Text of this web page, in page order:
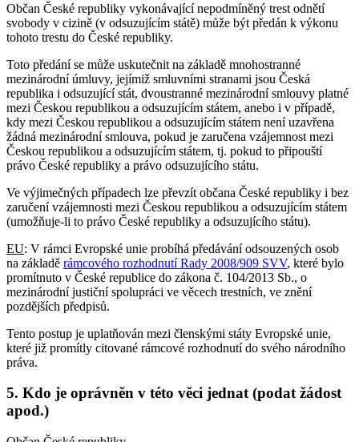
Občan České republiky vykonávající nepodmíněný trest odnětí
svobody v cizině (v odsuzujícím státě) může být předán k výkonu
tohoto trestu do České republiky.
Toto předání se může uskutečnit na základě mnohostranné
mezinárodní úmluvy, jejímiž smluvními stranami jsou Česká
republika i odsuzující stát, dvoustranné mezinárodní smlouvy platné
mezi Českou republikou a odsuzujícím státem, anebo i v případě,
kdy mezi Českou republikou a odsuzujícím státem není uzavřena
žádná mezinárodní smlouva, pokud je zaručena vzájemnost mezi
Českou republikou a odsuzujícím státem, tj. pokud to připouští
právo České republiky a právo odsuzujícího státu.
Ve výjimečných případech lze převzít občana České republiky i bez
zaručení vzájemnosti mezi Českou republikou a odsuzujícím státem
(umožňuje-li to právo České republiky a odsuzujícího státu).
EU: V rámci Evropské unie probíhá předávání odsouzených osob
na základě rámcového rozhodnutí Rady 2008/909 SVV, které bylo
promítnuto v České republice do zákona č. 104/2013 Sb., o
mezinárodní justiční spolupráci ve věcech trestních, ve znění
pozdějších předpisů.
Tento postup je uplatňován mezi členskými státy Evropské unie,
které již promítly citované rámcové rozhodnutí do svého národního
práva.
5. Kdo je oprávněn v této věci jednat (podat žádost
apod.)